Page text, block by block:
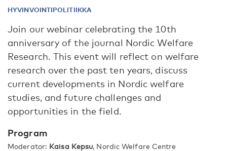
HYVINVOINTIPOLITIIKKA
Join our webinar celebrating the 10th
anniversary of the journal Nordic Welfare
Research. This event will reflect on welfare
research over the past ten years, discuss
current developments in Nordic welfare
studies, and future challenges and
opportunities in the field.
Program
Moderator: Kaisa Kepsu, Nordic Welfare Centre